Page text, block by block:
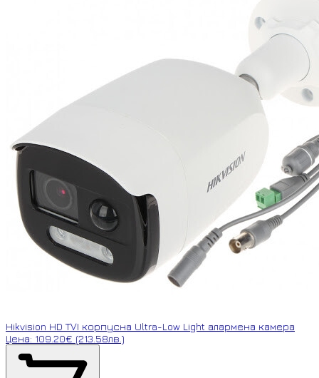
Hikvision HD TVI корпусна Ultra-Low Light алармена камера
Цена: 109.20€ (213.58лв.)